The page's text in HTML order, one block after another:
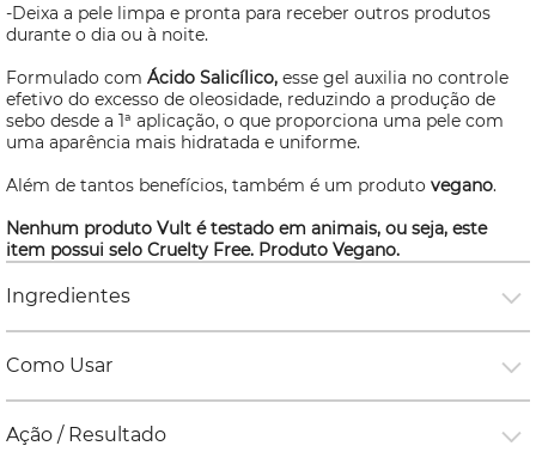
-Deixa a pele limpa e pronta para receber outros produtos
durante o dia ou à noite.
Formulado com Ácido Salicílico, esse gel auxilia no controle
efetivo do excesso de oleosidade, reduzindo a produção de
sebo desde a 1ª aplicação, o que proporciona uma pele com
uma aparência mais hidratada e uniforme.
Além de tantos benefícios, também é um produto vegano.
Nenhum produto Vult é testado em animais, ou seja, este
item possui selo Cruelty Free. Produto Vegano.
Ingredientes
Como Usar
Ação / Resultado